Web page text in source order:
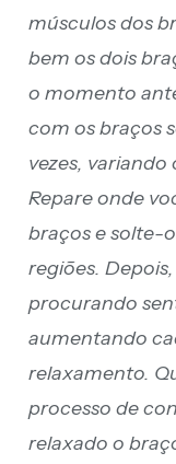
músculos dos
bem os dois
o momento
com os braços
vezes, variando
Repare onde
braços e solte-
regiões.
procurando
aumentando
relaxamento.
processo de
relaxado o